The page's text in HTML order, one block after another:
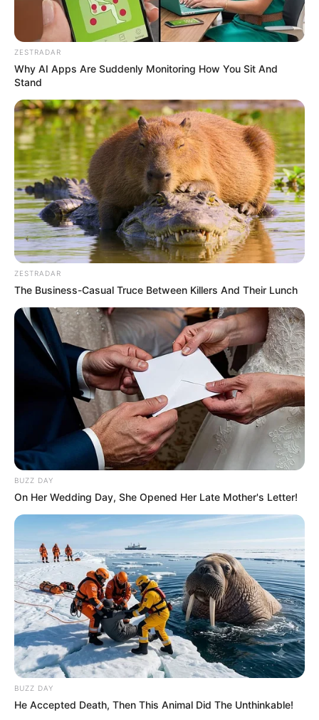
ZESTRADAR
Why AI Apps Are Suddenly Monitoring How You Sit And
Stand
ZESTRADAR
The Business-Casual Truce Between Killers And Their Lunch
BUZZ DAY
On Her Wedding Day, She Opened Her Late Mother's Letter!
BUZZ DAY
He Accepted Death, Then This Animal Did The Unthinkable!